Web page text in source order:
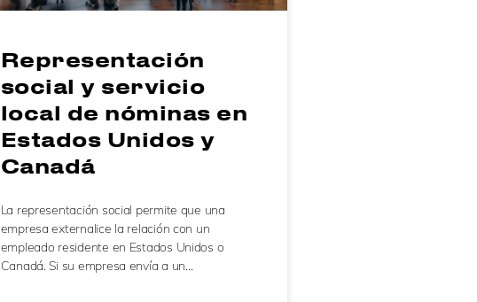
Representación
social y servicio
local de nóminas en
Estados Unidos y
Canadá
La representación social permite que una
empresa externalice la relación con un
empleado residente en Estados Unidos o
Canadá. Si su empresa envía a un…